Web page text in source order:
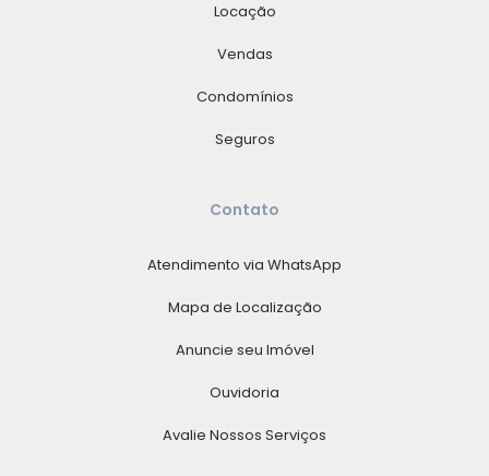
Locação
Vendas
Condomínios
Seguros
Contato
Atendimento via WhatsApp
Mapa de Localização
Anuncie seu Imóvel
Ouvidoria
Avalie Nossos Serviços